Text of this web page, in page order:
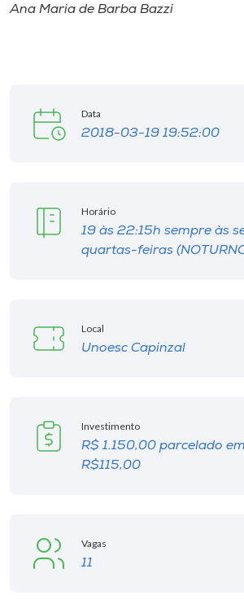
Ana Maria de Barba Bazzi
Data
2018-03-19 19:52:00
Horário
19 às 22:15h sempre às
quartas-feiras
Local
Unoesc Capinzal
Investimento
R$ 1.150,00 parcelado
R$115,00
Vagas
11